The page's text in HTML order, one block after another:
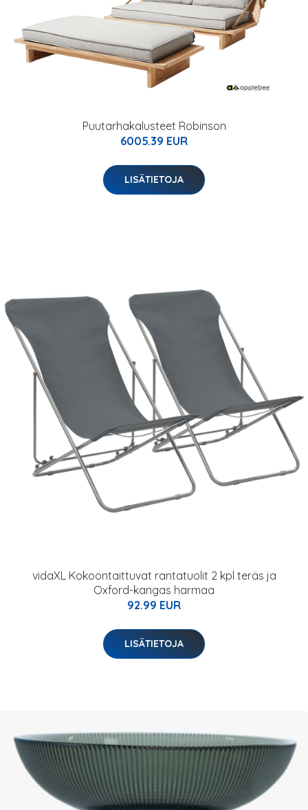
Puutarhakalusteet Robinson
6005.39 EUR
LISÄTIETOJA
vidaXL Kokoontaittuvat rantatuolit 2 kpl teräs ja
Oxford-kangas harmaa
92.99 EUR
LISÄTIETOJA